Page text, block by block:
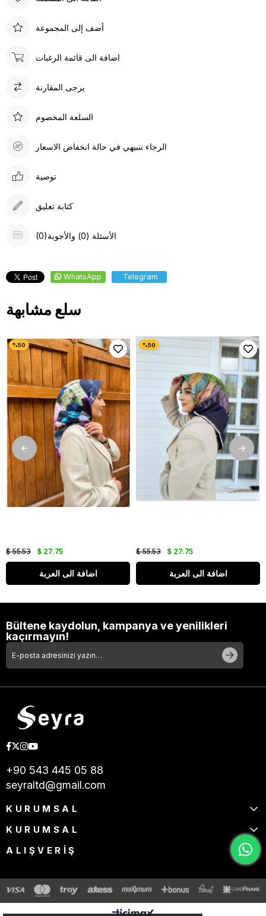
أضف إلى المجموعة
اضافة الى قائمة الرغبات
يرجى المقارنة
السلعة المخصوم
الرجاء تنبيهي في حالة انخفاض الاسعار
توصية
كتابة تعليق
(0)الأسئلة (0) والأجوبة
WhatsApp Telegram
سلع مشابهة
$ 27.75
$ 55.53
اضافة الى العربة
$ 27.75
$ 55.53
اضافة الى العربة
Bültene kaydolun, kampanya ve yenilikleri
kaçırmayın!
+90 543 445 05 88
seyraltd@gmail.com
KURUMSAL
KURUMSAL
ALIŞVERİŞ